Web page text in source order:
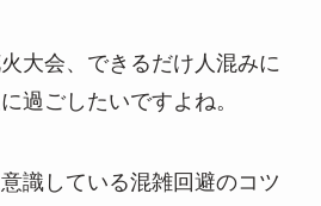
大会、できるだけ人混みに
過ごしたいですよね。
識している混雑回避のコツ